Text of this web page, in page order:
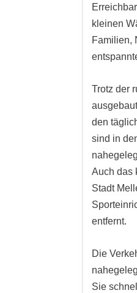
kleinen
Familien,
Trotz der
den
sind in
Auch das
Stadt
entfernt.
Die
Sie